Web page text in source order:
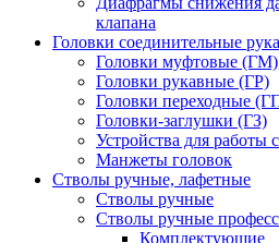
клапана
Головки соединительные
Головки муфтовые
Головки рукавные (ГР)
Головки переходные
Головки-заглушки (ГЗ)
Устройства для работы
Манжеты головок
Стволы ручные, лафетные
Стволы ручные
Стволы ручные
Комплектующие